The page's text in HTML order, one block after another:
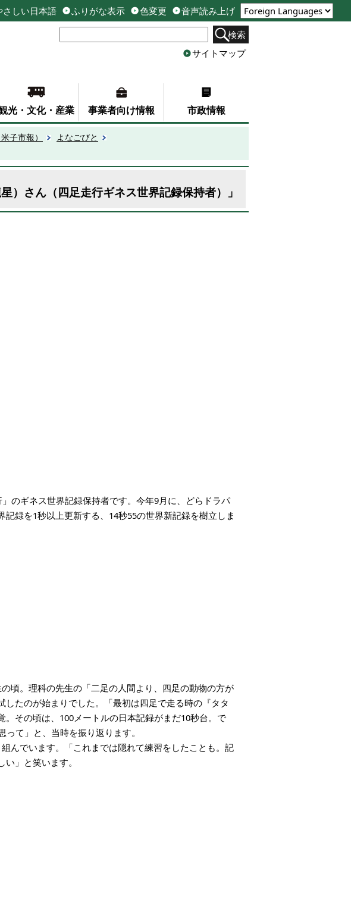
さしい日本語 ふりがな表示 色変更
音声読み上げ
検索
サイトマップ
光・文化・産業 事業者向け情報 市政情報
子市報）
よなごびと
）さん（四足走行ギネス世界記録保持者）」
のギネス世界記録保持者です。今年9月に、どらドラパ
録を1秒以上更新する、14秒55の世界新記録を樹立しま
頃。理科の先生の「二足の人間より、四足の動物の方が
たのが始まりでした。「最初は四足で走る時の『タタ
その頃は、100メートルの日本記録がまだ10秒台。で
て」と、当時を振り返ります。
んでいます。「これまでは隠れて練習をしたことも。記
」と笑います。